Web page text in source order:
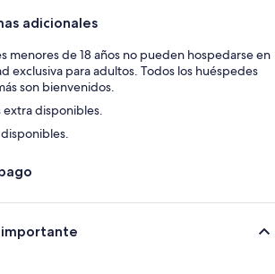
adicionales
menores de 18 años no pueden hospedarse en
exclusiva para adultos. Todos los huéspedes
son bienvenidos.
extra disponibles.